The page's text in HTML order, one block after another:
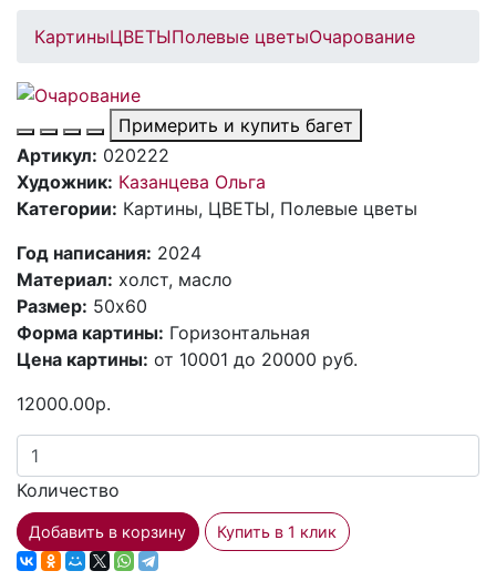
КартиныЦВЕТЫПолевые цветыОчарование
Примерить и купить багет
Артикул: 020222
Художник: Казанцева Ольга
Категории: Картины, ЦВЕТЫ, Полевые цветы
Год написания: 2024
Материал: холст, масло
Размер: 50х60
Форма картины: Горизонтальная
Цена картины: от 10001 до 20000 руб.
12000.00р.
Количество
Добавить в корзину Купить в 1 клик